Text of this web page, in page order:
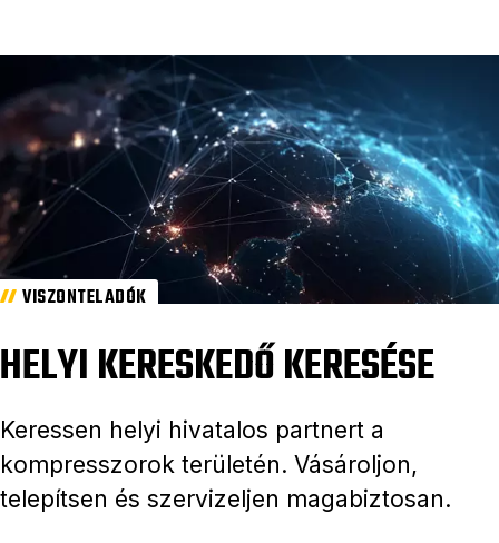
VISZONTELADÓK
HELYI KERESKEDŐ KERESÉSE
Keressen helyi hivatalos partnert a
kompresszorok területén. Vásároljon,
telepítsen és szervizeljen magabiztosan.